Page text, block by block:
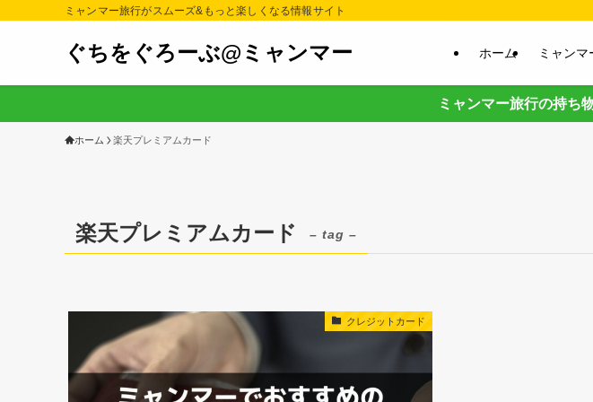
ミャンマー旅行がスムーズ&もっと楽しくなる情報サイト
ぐちをぐろーぶ@ミャンマー ホーム ミャン
ミャンマー旅行の持ち
ホーム 楽天プレミアムカード
楽天プレミアムカード – tag –
クレジットカード